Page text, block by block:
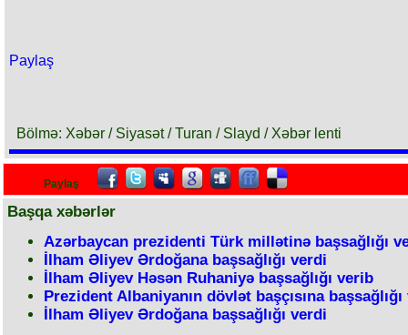
Paylaş
Bölmə: Xəbər / Siyasət / Turan / Slayd / Xəbər lenti
Paylaş
Başqa xəbərlər
Azərbaycan prezidenti Türk millətinə başsağlığı
İlham Əliyev Ərdoğana başsağlığı verdi
İlham Əliyev Həsən Ruhaniyə başsağlığı verib
Prezident Albaniyanın dövlət başçısına
İlham Əliyev Ərdoğana başsağlığı verdi